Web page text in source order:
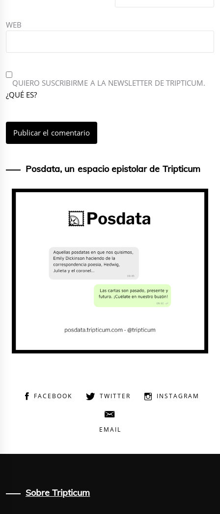
WEB
QUIERO SUSCRIBIRME A LA NEWSLETTER DE TRIPTICUM.
¿QUÉ ES?
Posdata, un espacio epistolar de Tripticum
FACEBOOK TWITTER INSTAGRAM
EMAIL
Sobre Tripticum